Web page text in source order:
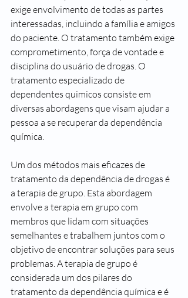
exige envolvimento de todas as partes
interessadas, incluindo a família e amigos
do paciente. O tratamento também exige
comprometimento, força de vontade e
disciplina do usuário de drogas. O
tratamento especializado de
dependentes quimicos consiste em
diversas abordagens que visam ajudar a
pessoa a se recuperar da dependência
química.
Um dos métodos mais eficazes de
tratamento da dependência de drogas é
a terapia de grupo. Esta abordagem
envolve a terapia em grupo com
membros que lidam com situações
semelhantes e trabalhem juntos com o
objetivo de encontrar soluções para seus
problemas. A terapia de grupo é
considerada um dos pilares do
tratamento da dependência química e é